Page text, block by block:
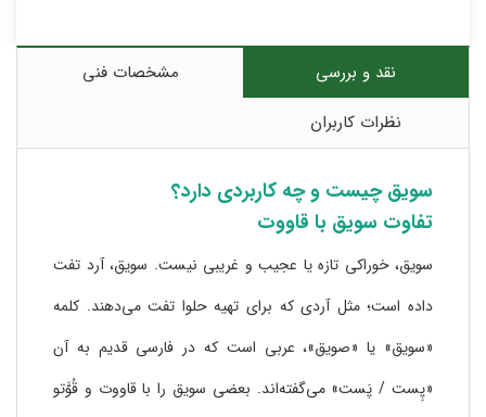
نقد و بررسی
مشخصات فنی
نظرات کاربران
سویق چیست و چه کاربردی دارد؟
تفاوت سویق با قاووت
سویق، خوراکی تازه یا عجیب و غریبی نیست. سویق، آرد تفت
داده است؛ مثل آردی که برای تهیه حلوا تفت می‌دهند. کلمه
«سویق» یا «صویق»، عربی است که در فارسی قدیم به آن
«پِست / پَست» می‌گفته‌اند. بعضی سویق را با قاووت و قُوَّتو